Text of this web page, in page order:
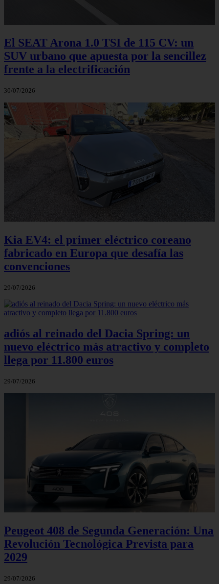
El SEAT Arona 1.0 TSI de 115 CV: un
SUV urbano que apuesta por la sencillez
frente a la electrificación
30/07/2026
Kia EV4: el primer eléctrico coreano
fabricado en Europa que desafía las
convenciones
29/07/2026
adiós al reinado del Dacia Spring: un
nuevo eléctrico más atractivo y completo
llega por 11.800 euros
29/07/2026
Peugeot 408 de Segunda Generación: Una
Revolución Tecnológica Prevista para
2029
29/07/2026